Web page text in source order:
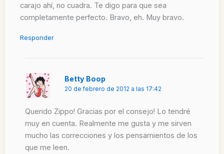
carajo ahí, no cuadra. Te digo para que sea
completamente perfecto. Bravo, eh. Muy bravo.
Responder
Betty Boop
20 de febrero de 2012 a las 17:42
Querido Zippo! Gracias por el consejo! Lo tendré
muy en cuenta. Realmente me gusta y me sirven
mucho las correcciones y los pensamientos de los
que me leen.